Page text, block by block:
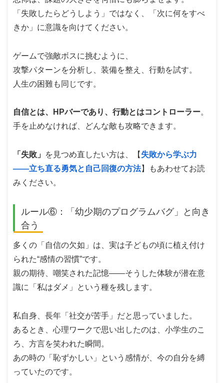
「失敗したらどうしよう」ではなく、「次に何をすべ
きか」に意識を向けてください。
ゲームで強敵ボスに挑むように、
攻撃パターンを分析し、装備を整え、行動を試す。
人生の困難も同じです。
自信とは、HPバーであり、行動とはコントローラー。
手を止めなければ、どんな敵も攻略できます。
「失敗」 を見つめ直したい方は、【 失敗から学ぶ力
――立ち直る勇気と自己回復の方法】もあわせてお読
みください。
ルール⑥：「幼少期のプログラムバグ」と向き
合う
多くの「自信の欠如」は、実は子どもの頃に植え付け
られた“感情の習慣”です。
親の期待、嘲笑された記憶――そうした体験が潜在意
識に「私はダメ」という種を残します。
私自身、長年「社交が苦手」だと思っていました。
あるとき、心理ワークで思い出したのは、小学生のこ
ろ、方言を笑われた瞬間。
あの時の「恥ずかしい」という感情が、今の自分を縛
っていたのです。